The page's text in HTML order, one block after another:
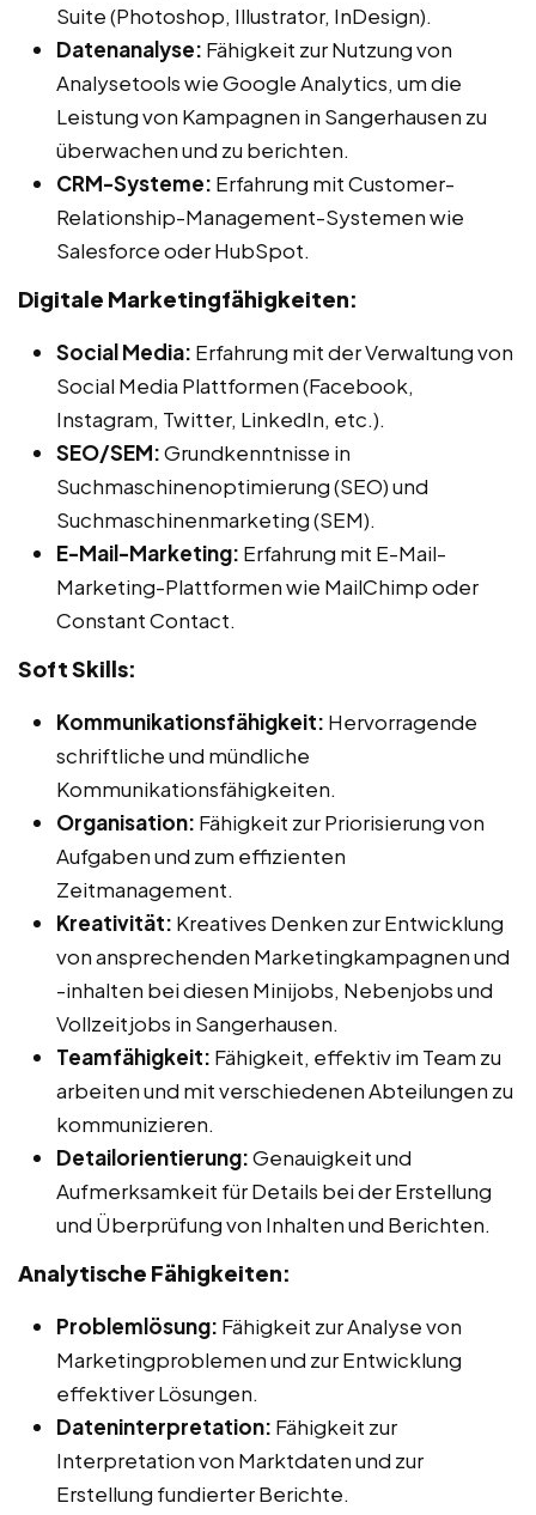
Suite (Photoshop, Illustrator, InDesign).
Datenanalyse: Fähigkeit zur Nutzung von
Analysetools wie Google Analytics, um die
Leistung von Kampagnen in Sangerhausen zu
überwachen und zu berichten.
CRM-Systeme: Erfahrung mit Customer-
Relationship-Management-Systemen wie
Salesforce oder HubSpot.
Digitale Marketingfähigkeiten:
Social Media: Erfahrung mit der Verwaltung von
Social Media Plattformen (Facebook,
Instagram, Twitter, LinkedIn, etc.).
SEO/SEM:Grundkenntnisse in
Suchmaschinenoptimierung (SEO) und
Suchmaschinenmarketing (SEM).
E-Mail-Marketing: Erfahrung mit E-Mail-
Marketing-Plattformen wie MailChimp oder
Constant Contact.
Soft Skills:
Kommunikationsfähigkeit: Hervorragende
schriftliche und mündliche
Kommunikationsfähigkeiten.
Organisation: Fähigkeit zur Priorisierung von
Aufgaben und zum effizienten
Zeitmanagement.
Kreativität: Kreatives Denken zur Entwicklung
von ansprechenden Marketingkampagnen und
-inhalten bei diesen Minijobs, Nebenjobs und
Vollzeitjobs in Sangerhausen.
Teamfähigkeit: Fähigkeit, effektiv im Team zu
arbeiten und mit verschiedenen Abteilungen zu
kommunizieren.
Detailorientierung:Genauigkeit und
Aufmerksamkeit für Details bei der Erstellung
und Überprüfung von Inhalten und Berichten.
Analytische Fähigkeiten:
Problemlösung: Fähigkeit zur Analyse von
Marketingproblemen und zur Entwicklung
effektiver Lösungen.
Dateninterpretation: Fähigkeit zur
Interpretation von Marktdaten und zur
Erstellung fundierter Berichte.